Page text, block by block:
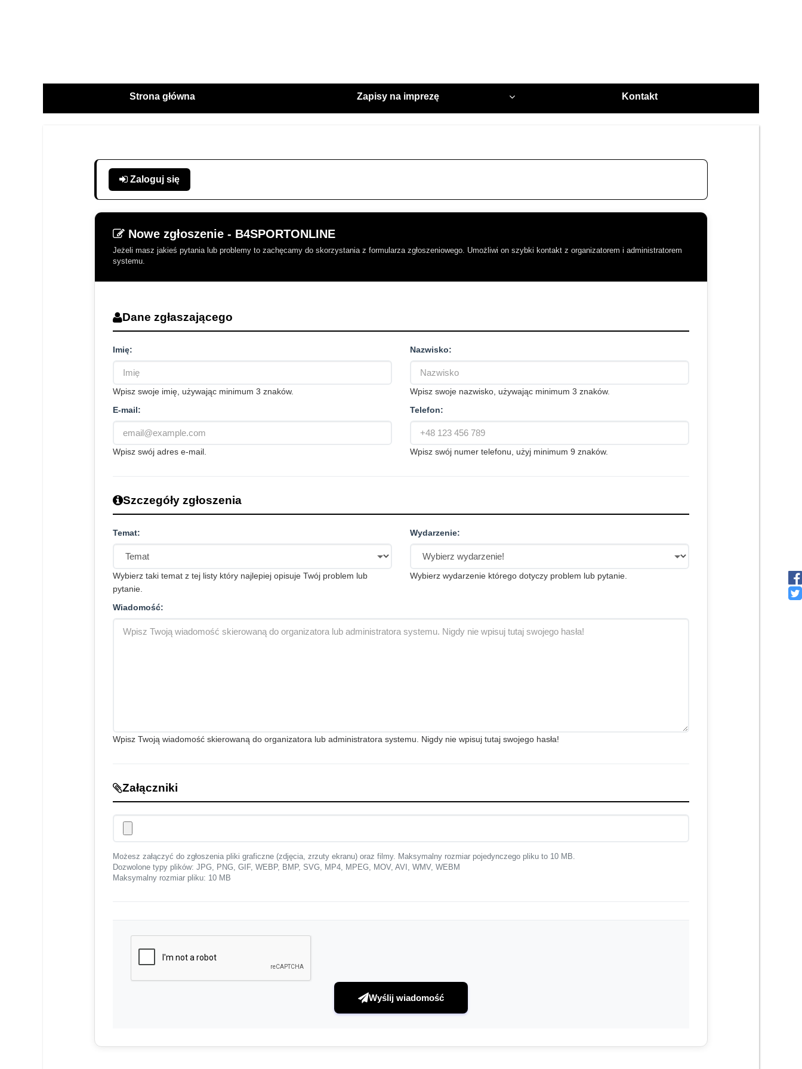
Strona główna Zapisy na imprezę Kontakt
Zaloguj się
Nowe zgłoszenie - B4SPORTONLINE
Jeżeli masz jakieś pytania lub problemy to zachęcamy do skorzystania z formularza zgłoszeniowego. Umożliwi on szybki kontakt z organizatorem i administratorem
systemu.
Dane zgłaszającego
Imię:
Wpisz swoje imię, używając minimum 3 znaków.
Nazwisko:
Wpisz swoje nazwisko, używając minimum 3 znaków.
E-mail:
Wpisz swój adres e-mail.
Telefon:
Wpisz swój numer telefonu, użyj minimum 9 znaków.
Szczegóły zgłoszenia
Temat:
Wybierz taki temat z tej listy który najlepiej opisuje Twój problem lub
pytanie.
Wydarzenie:
Wybierz wydarzenie którego dotyczy problem lub pytanie.
Wiadomość:
Wpisz Twoją wiadomość skierowaną do organizatora lub administratora systemu. Nigdy nie wpisuj tutaj swojego hasła!
Załączniki
Możesz załączyć do zgłoszenia pliki graficzne (zdjęcia, zrzuty ekranu) oraz filmy. Maksymalny rozmiar pojedynczego pliku to 10 MB.
Dozwolone typy plików: JPG, PNG, GIF, WEBP, BMP, SVG, MP4, MPEG, MOV, AVI, WMV, WEBM
Maksymalny rozmiar pliku: 10 MB
Wyślij wiadomość